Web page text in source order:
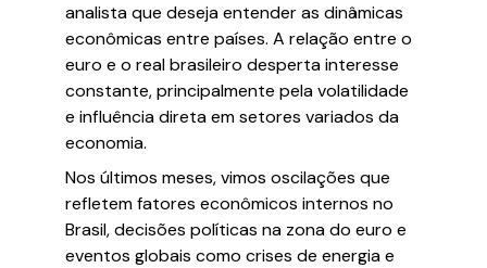
analista que deseja entender as dinâmicas
econômicas entre países. A relação entre o
euro e o real brasileiro desperta interesse
constante, principalmente pela volatilidade
e influência direta em setores variados da
economia.
Nos últimos meses, vimos oscilações que
refletem fatores econômicos internos no
Brasil, decisões políticas na zona do euro e
eventos globais como crises de energia e